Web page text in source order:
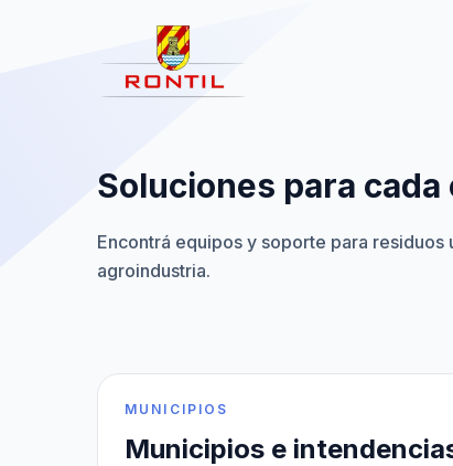
Soluciones para cada
Encontrá equipos y soporte para
agroindustria.
MUNICIPIOS
Municipios e